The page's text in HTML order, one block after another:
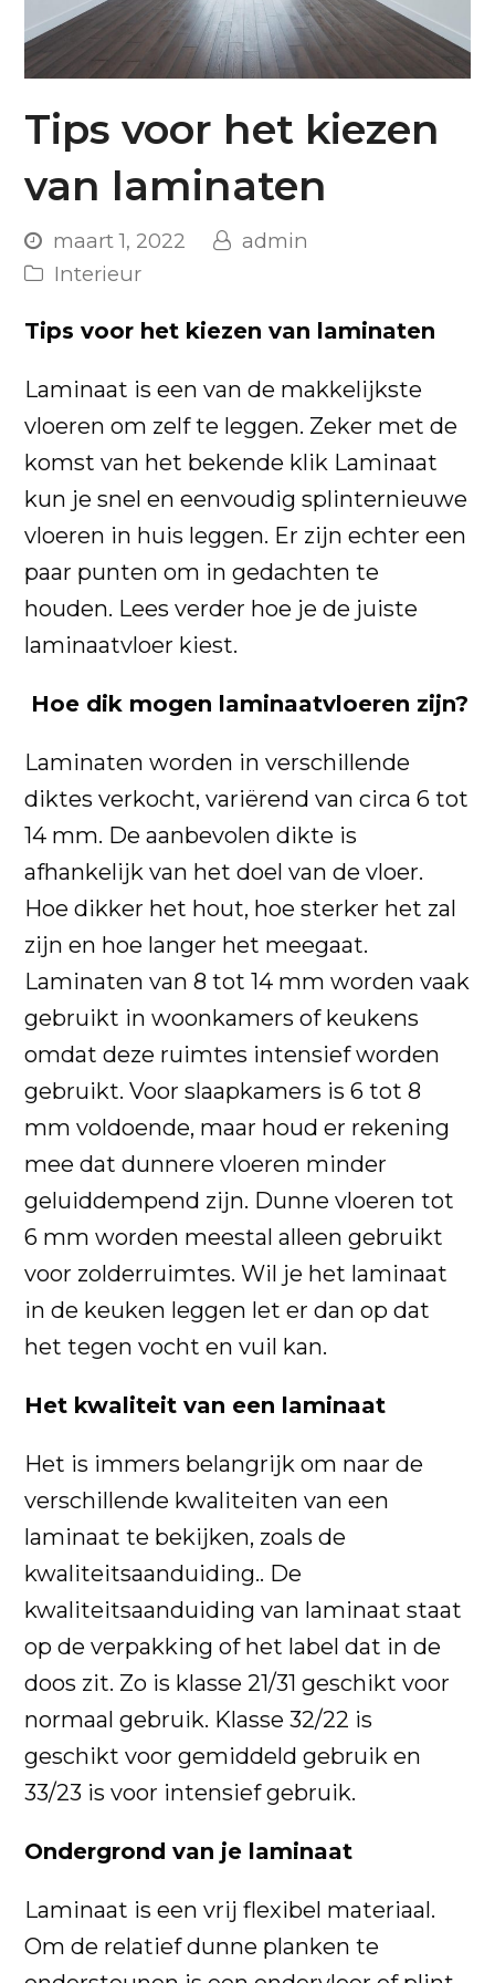
Tips voor het kiezen
van laminaten
maart 1, 2022
admin
Interieur
Tips voor het kiezen van laminaten
Laminaat is een van de makkelijkste
vloeren om zelf te leggen. Zeker met de
komst van het bekende klik Laminaat
kun je snel en eenvoudig splinternieuwe
vloeren in huis leggen. Er zijn echter een
paar punten om in gedachten te
houden. Lees verder hoe je de juiste
laminaatvloer kiest.
Hoe dik mogen laminaatvloeren zijn?
Laminaten worden in verschillende
diktes verkocht, variërend van circa 6 tot
14 mm. De aanbevolen dikte is
afhankelijk van het doel van de vloer.
Hoe dikker het hout, hoe sterker het zal
zijn en hoe langer het meegaat.
Laminaten van 8 tot 14 mm worden vaak
gebruikt in woonkamers of keukens
omdat deze ruimtes intensief worden
gebruikt. Voor slaapkamers is 6 tot 8
mm voldoende, maar houd er rekening
mee dat dunnere vloeren minder
geluiddempend zijn. Dunne vloeren tot
6 mm worden meestal alleen gebruikt
voor zolderruimtes. Wil je het laminaat
in de keuken leggen let er dan op dat
het tegen vocht en vuil kan.
Het kwaliteit van een laminaat
Het is immers belangrijk om naar de
verschillende kwaliteiten van een
laminaat te bekijken, zoals de
kwaliteitsaanduiding.. De
kwaliteitsaanduiding van laminaat staat
op de verpakking of het label dat in de
doos zit. Zo is klasse 21/31 geschikt voor
normaal gebruik. Klasse 32/22 is
geschikt voor gemiddeld gebruik en
33/23 is voor intensief gebruik.
Ondergrond van je laminaat
Laminaat is een vrij flexibel materiaal.
Om de relatief dunne planken te